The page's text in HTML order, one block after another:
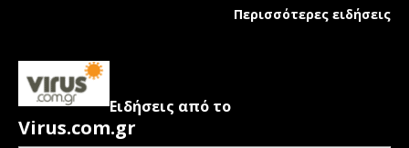
Περισσότερες ειδήσεις
Ειδήσεις από το
Virus.com.gr